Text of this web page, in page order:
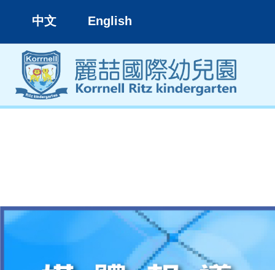
中文 English